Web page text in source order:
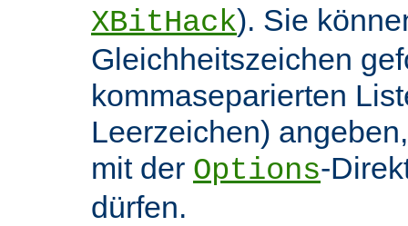
XBitHack). Sie
Gleichheitszeichen
kommaseparierten
Leerzeichen)
mit der Options-
dürfen.